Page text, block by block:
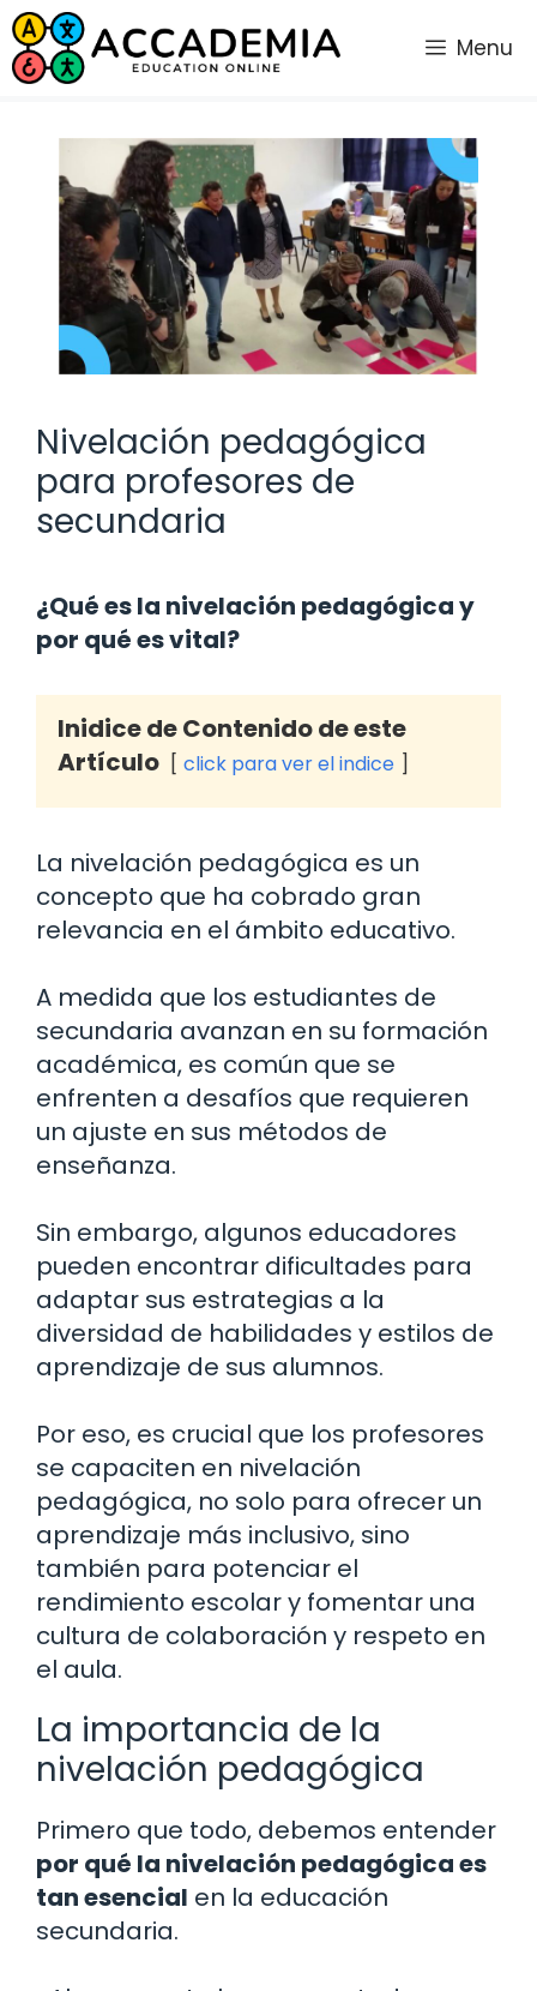
Saltar
al
contenido
Menu
Nivelación pedagógica
para profesores de
secundaria
¿Qué es la nivelación pedagógica y
por qué es vital?
Inidice de Contenido de este
Artículo
click para ver el indice
La nivelación pedagógica es un
concepto que ha cobrado gran
relevancia en el ámbito educativo.
A medida que los estudiantes de
secundaria avanzan en su formación
académica, es común que se
enfrenten a desafíos que requieren
un ajuste en sus métodos de
enseñanza.
Sin embargo, algunos educadores
pueden encontrar dificultades para
adaptar sus estrategias a la
diversidad de habilidades y estilos de
aprendizaje de sus alumnos.
Por eso, es crucial que los profesores
se capaciten en nivelación
pedagógica, no solo para ofrecer un
aprendizaje más inclusivo, sino
también para potenciar el
rendimiento escolar y fomentar una
cultura de colaboración y respeto en
el aula.
La importancia de la
nivelación pedagógica
Primero que todo, debemos entender
por qué la nivelación pedagógica es
tan esencial en la educación
secundaria.